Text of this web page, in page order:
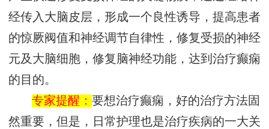
经传入大脑皮层，形成一个良性诱导，提高患者
的惊厥阀值和神经调节自律性，修复受损的神经
元及大脑细胞，修复脑神经功能，达到治疗癫痫
的目的。
专家提醒：要想治疗癫痫，好的治疗方法固
然重要，但是，日常护理也是治疗疾病的一大关